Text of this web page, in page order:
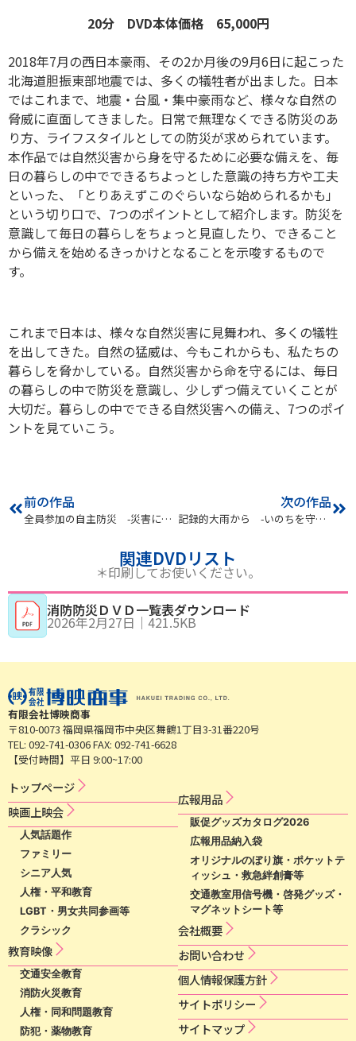
20分 DVD本体価格 65,000円
2018年7月の西日本豪雨、その2か月後の9月6日に起こった
北海道胆振東部地震では、多くの犠牲者が出ました。日本
ではこれまで、地震・台風・集中豪雨など、様々な自然の
脅威に直面してきました。日常で無理なくできる防災のあ
り方、ライフスタイルとしての防災が求められています。
本作品では自然災害から身を守るために必要な備えを、毎
日の暮らしの中でできるちよっとした意識の持ち方や工夫
といった、「とりあえずこのぐらいなら始められるかも」
という切り口で、7つのポイントとして紹介します。防災を
意識して毎日の暮らしをちょっと見直したり、できること
から備えを始めるきっかけとなることを示唆するもので
す。
これまで日本は、様々な自然災害に見舞われ、多くの犠牲
を出してきた。自然の猛威は、今もこれからも、私たちの
暮らしを脅かしている。自然災害から命を守るには、毎日
の暮らしの中で防災を意識し、少しずつ備えていくことが
大切だ。暮らしの中でできる自然災害への備え、7つのポイ
ントを見ていこう。
前の作品
全員参加の自主防災 -災害に強いまちづくり-
次の作品
記録的大雨から -いのちを守る10か条-
関連DVDリスト
＊印刷してお使いください。
消防防災ＤＶＤ一覧表ダウンロード
2026年2月27日 ｜ 421.5KB
有限会社博映商事
〒810-0073 福岡県福岡市中央区舞鶴1丁目3-31番220号
TEL: 092-741-0306 FAX: 092-741-6628
【受付時間】平日 9:00~17:00
トップページ
映​画​上​映​会​​
人気話題作
ファミリー
シニア人気
人権・平和教育
LGBT・男女共同参画等
クラシック
教育映像
交通安全教育
消防火災教育
人権・同和問題教育
防犯・薬物教育
広​報​用​品​
販促グッズカタログ2026
広報用品納入袋
オリジナルのぼり旗・ポケットテ
ィッシュ・救急絆創膏等
交通教室用信号機・啓発グッズ・
マグネットシート等
会社概要
お問い合わせ
個​人​情​報​保​護​方​針​
サ​イ​ト​ポ​リ​シ​ー​
サイトマップ